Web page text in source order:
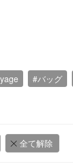
#バッグ
全て解除